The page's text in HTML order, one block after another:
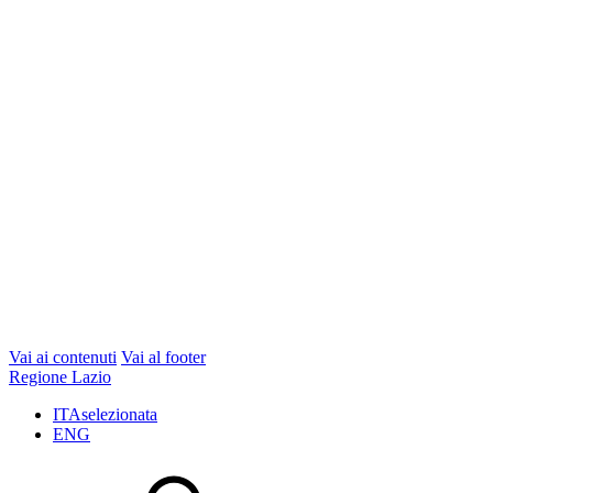
Vai ai contenuti Vai al footer
Regione Lazio
ITAselezionata
ENG